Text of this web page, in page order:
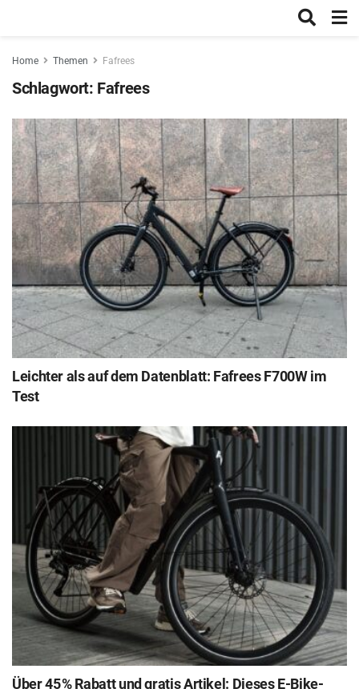
Home Themen Fafrees
Schlagwort: Fafrees
Leichter als auf dem Datenblatt: Fafrees F700W im
Test
Über 45 % Rabatt und gratis Artikel: Dieses E-Bike-